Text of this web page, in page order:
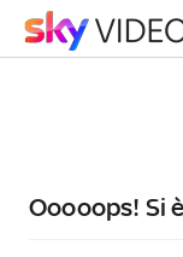
Ooooops! Si